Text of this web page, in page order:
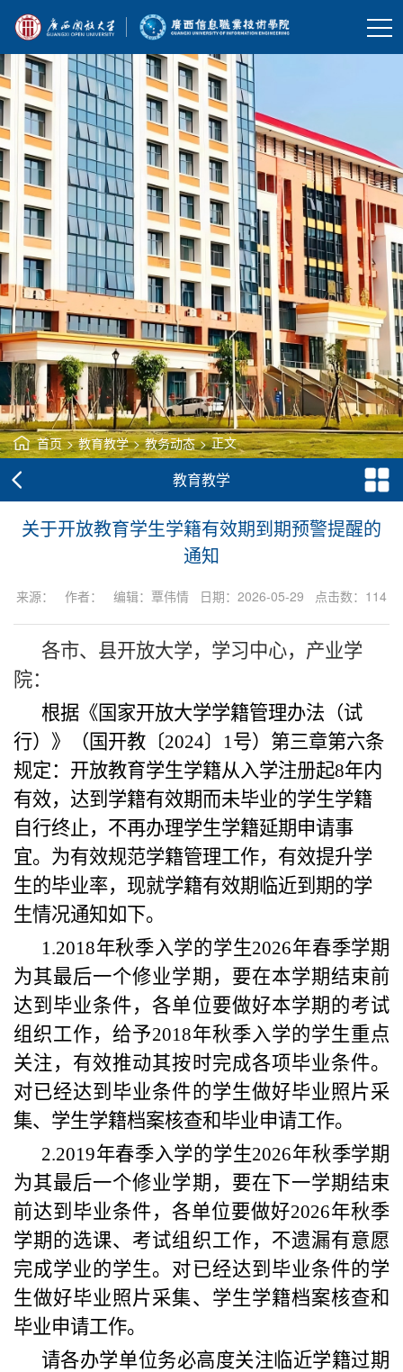
首页 > 教育教学 > 教务动态 > 正文
教育教学
关于开放教育学生学籍有效期到期预警提醒的
通知
来源： 作者： 编辑：覃伟情 日期：2026-05-29 点击数： 114
各市、县开放大学， 学习中心， 产业学
院：
根据《国家开放大学学籍管理办法（试
行）》（国开教〔2024〕1号）第三章第六条
规定：开放教育学生学籍从入学注册起8年内
有效，达到学籍有效期而未毕业的学生学籍
自行终止，不再办理学生学籍延期申请事
宜。 为有效规范学籍管理工作，有效提升学
生的毕业率，现就学籍有效期临近到期的学
生情况通知如下。
1.2018年秋季入学的学生2026年春季学期
为其最后一个修业学期 ， 要在本学期结束前
达到毕业条件，各单位要做好本学期的考试
组织工作，给予2018年秋季入学的学生重点
关注，有效推动其按时完成各项毕业条件。
对已经达到毕业条件的学生做好毕业照片采
集、学生学籍档案核查和毕业申请工作。
2.2019年春季入学的学生2026年秋季学期
为其最后一个修业学期 ， 要在下一学期结束
前达到毕业条件，各单位要做好2026年秋季
学期的选课、考试组织工作，不遗漏有意愿
完成学业的学生。对已经达到毕业条件的学
生做好毕业照片采集、学生学籍档案核查和
毕业申请工作。
请各办学单位务必高度关注临近学籍过期